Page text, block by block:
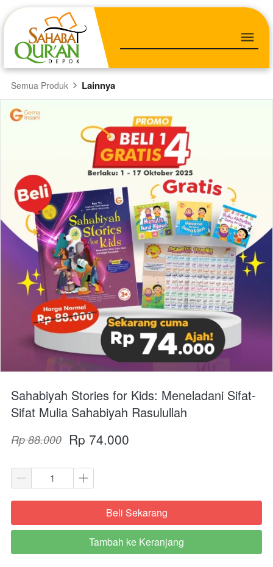
Semua Produk Lainnya
Sahabiyah Stories for Kids: Meneladani Sifat-
Sifat Mulia Sahabiyah Rasulullah
Rp 88.000 Rp 74.000
`Beli Sekarang
`
Tambah ke Keranjang